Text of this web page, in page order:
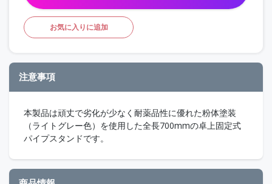
お気に入りに追加
注意事項
本製品は頑丈で劣化が少なく耐薬品性に優れた粉体塗装
（ライトグレー色）を使用した全長700mmの卓上固定式
パイプスタンドです。